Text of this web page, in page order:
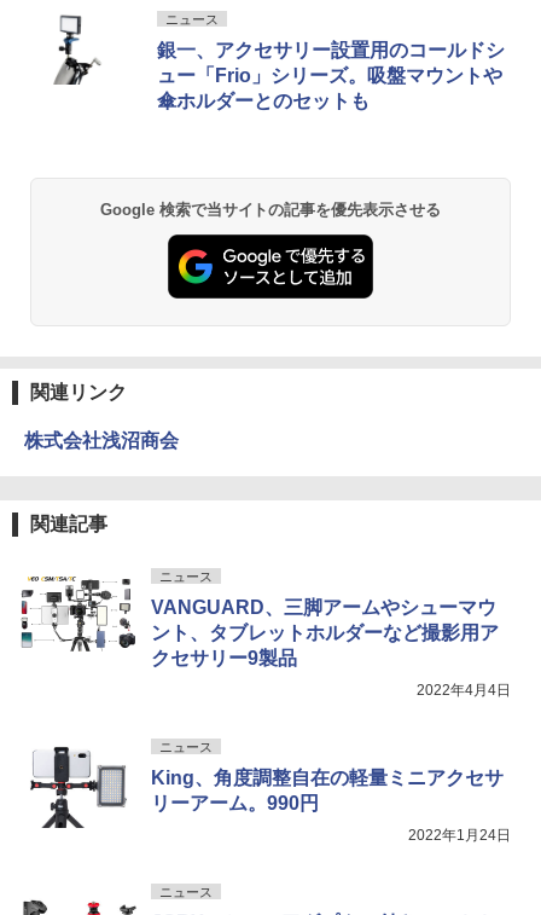
ニュース
銀一、アクセサリー設置用のコールドシ
ュー「Frio」シリーズ。吸盤マウントや
傘ホルダーとのセットも
Google 検索で当サイトの記事を優先表示させる
関連リンク
株式会社浅沼商会
関連記事
ニュース
VANGUARD、三脚アームやシューマウ
ント、タブレットホルダーなど撮影用ア
クセサリー9製品
2022年4月4日
ニュース
King、角度調整自在の軽量ミニアクセサ
リーアーム。990円
2022年1月24日
ニュース